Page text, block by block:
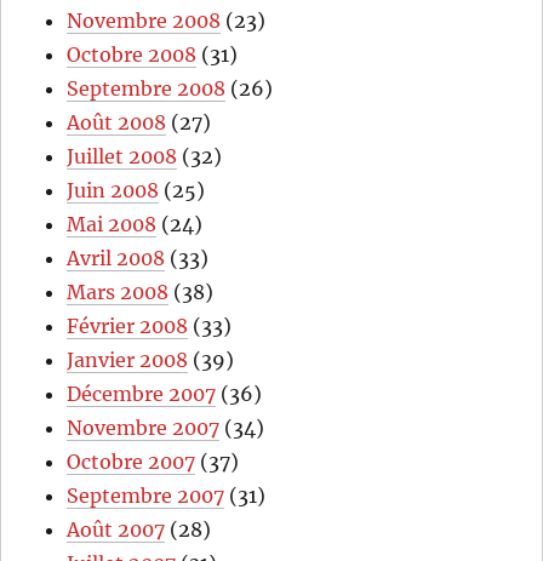
Novembre 2008 (23)
Octobre 2008 (31)
Septembre 2008 (26)
Août 2008 (27)
Juillet 2008 (32)
Juin 2008 (25)
Mai 2008 (24)
Avril 2008 (33)
Mars 2008 (38)
Février 2008 (33)
Janvier 2008 (39)
Décembre 2007 (36)
Novembre 2007 (34)
Octobre 2007 (37)
Septembre 2007 (31)
Août 2007 (28)